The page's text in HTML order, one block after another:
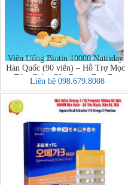
Viên Uống Biotin 10000 Nutriday
Hàn Quốc (90 viên) – Hỗ Trợ Mọc
Tóc, Giảm Gãy Rụng, Đẹp Da
Liên hệ 098.679.8008